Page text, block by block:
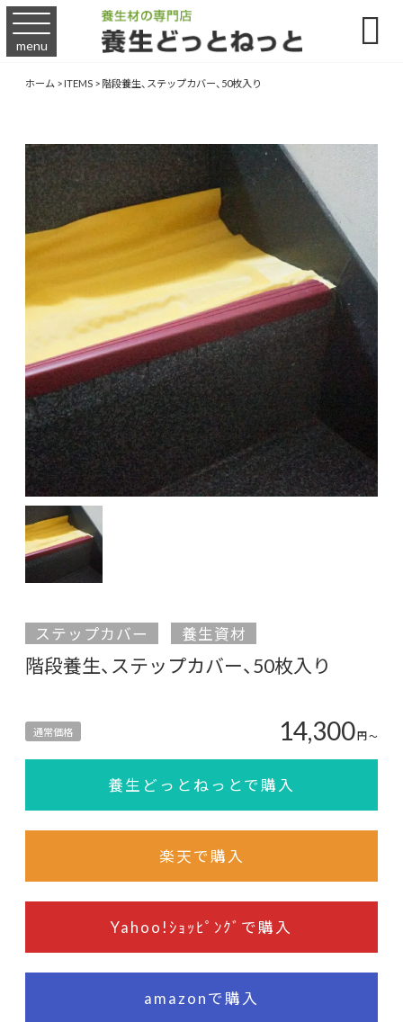
menu 
ホーム>ITEMS>階段養生、ステップカバー、50枚入り
ステップカバー 養生資材
階段養生、ステップカバー、50枚入り
通常価格 14,300円〜
養生どっとねっとで購入
楽天で購入
Yahoo!ｼｮｯﾋﾟﾝｸﾞで購入
amazonで購入